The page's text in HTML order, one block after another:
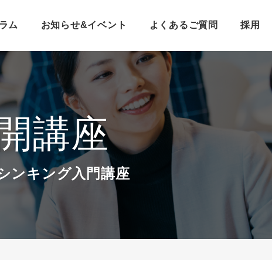
ム お知らせ&イベント よくあるご質問 採用
ンキング入門講座
講座